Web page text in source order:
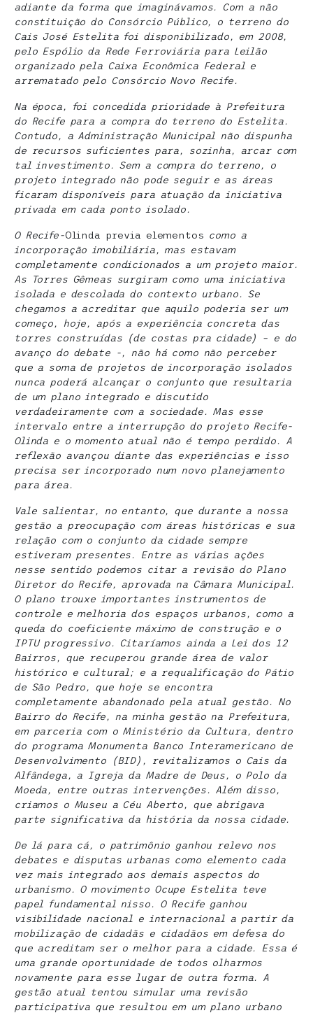
adiante da forma que imaginávamos. Com a não
constituição do Consórcio Público, o terreno do
Cais José Estelita foi disponibilizado, em 2008,
pelo Espólio da Rede Ferroviária para Leilão
organizado pela Caixa Econômica Federal e
arrematado pelo Consórcio Novo Recife.
Na época, foi concedida prioridade à Prefeitura
do Recife para a compra do terreno do Estelita.
Contudo, a Administração Municipal não dispunha
de recursos suficientes para, sozinha, arcar com
tal investimento. Sem a compra do terreno, o
projeto integrado não pode seguir e as áreas
ficaram disponíveis para atuação da iniciativa
privada em cada ponto isolado.
O Recife-Olinda previa elementos como a
incorporação imobiliária, mas estavam
completamente condicionados a um projeto maior.
As Torres Gêmeas surgiram como uma iniciativa
isolada e descolada do contexto urbano. Se
chegamos a acreditar que aquilo poderia ser um
começo, hoje, após a experiência concreta das
torres construídas (de costas pra cidade) – e do
avanço do debate -, não há como não perceber
que a soma de projetos de incorporação isolados
nunca poderá alcançar o conjunto que resultaria
de um plano integrado e discutido
verdadeiramente com a sociedade. Mas esse
intervalo entre a interrupção do projeto Recife-
Olinda e o momento atual não é tempo perdido. A
reflexão avançou diante das experiências e isso
precisa ser incorporado num novo planejamento
para área.
Vale salientar, no entanto, que durante a nossa
gestão a preocupação com áreas históricas e sua
relação com o conjunto da cidade sempre
estiveram presentes. Entre as várias ações
nesse sentido podemos citar a revisão do Plano
Diretor do Recife, aprovada na Câmara Municipal.
O plano trouxe importantes instrumentos de
controle e melhoria dos espaços urbanos, como a
queda do coeficiente máximo de construção e o
IPTU progressivo. Citaríamos ainda a Lei dos 12
Bairros, que recuperou grande área de valor
histórico e cultural; e a requalificação do Pátio
de São Pedro, que hoje se encontra
completamente abandonado pela atual gestão. No
Bairro do Recife, na minha gestão na Prefeitura,
em parceria com o Ministério da Cultura, dentro
do programa Monumenta Banco Interamericano de
Desenvolvimento (BID), revitalizamos o Cais da
Alfândega, a Igreja da Madre de Deus, o Polo da
Moeda, entre outras intervenções. Além disso,
criamos o Museu a Céu Aberto, que abrigava
parte significativa da história da nossa cidade.
De lá para cá, o patrimônio ganhou relevo nos
debates e disputas urbanas como elemento cada
vez mais integrado aos demais aspectos do
urbanismo. O movimento Ocupe Estelita teve
papel fundamental nisso. O Recife ganhou
visibilidade nacional e internacional a partir da
mobilização de cidadãs e cidadãos em defesa do
que acreditam ser o melhor para a cidade. Essa é
uma grande oportunidade de todos olharmos
novamente para esse lugar de outra forma. A
gestão atual tentou simular uma revisão
participativa que resultou em um plano urbano